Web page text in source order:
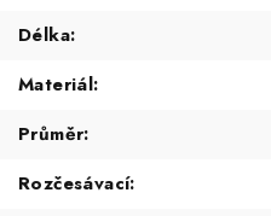
Délka:
Materiál:
Průměr:
Rozčesávací: